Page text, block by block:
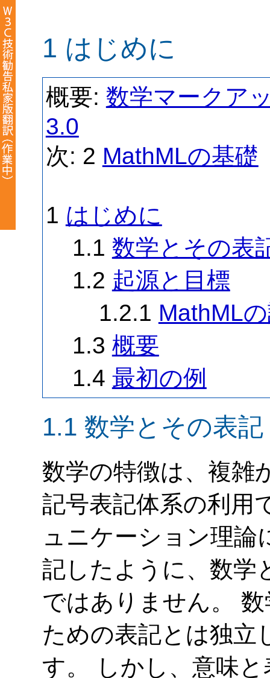
1 はじめに
概要: 数学マークア
3.0
次: 2 MathMLの基礎
1 はじめに
1.1 数学とその表
1.2 起源と目標
1.2.1 MathML
1.3 概要
1.4 最初の例
1.1 数学とその表記
数学の特徴は、複雑
記号表記体系の利用
ュニケーション理論
記したように、数学
ではありません。
ための表記とは独立
す。 しかし、意味